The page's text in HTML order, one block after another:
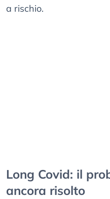
a rischio.
Long Covid: il
ancora risolto